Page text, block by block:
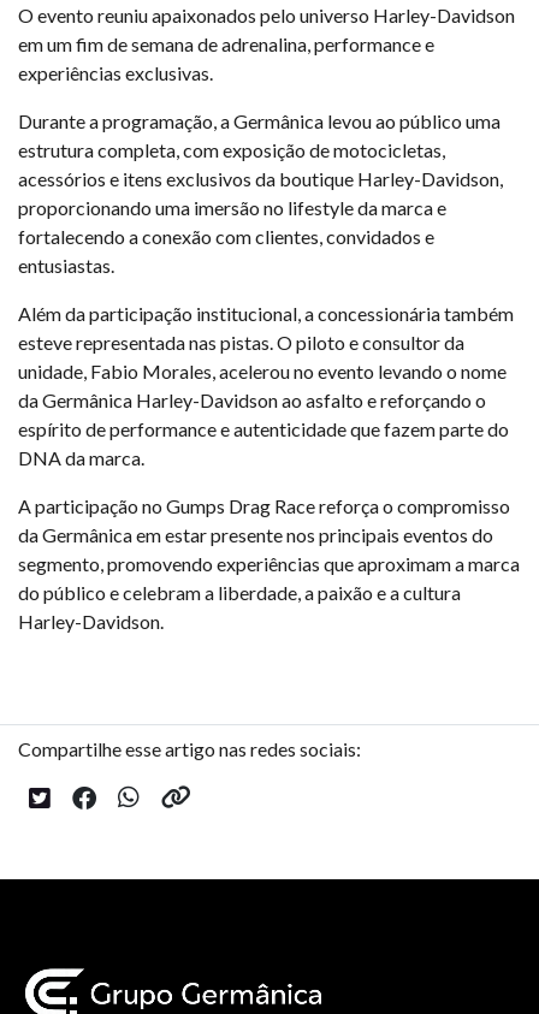
O evento reuniu apaixonados pelo universo Harley-Davidson
em um fim de semana de adrenalina, performance e
experiências exclusivas.
Durante a programação, a Germânica levou ao público uma
estrutura completa, com exposição de motocicletas,
acessórios e itens exclusivos da boutique Harley-Davidson,
proporcionando uma imersão no lifestyle da marca e
fortalecendo a conexão com clientes, convidados e
entusiastas.
Além da participação institucional, a concessionária também
esteve representada nas pistas. O piloto e consultor da
unidade, Fabio Morales, acelerou no evento levando o nome
da Germânica Harley-Davidson ao asfalto e reforçando o
espírito de performance e autenticidade que fazem parte do
DNA da marca.
A participação no Gumps Drag Race reforça o compromisso
da Germânica em estar presente nos principais eventos do
segmento, promovendo experiências que aproximam a marca
do público e celebram a liberdade, a paixão e a cultura
Harley-Davidson.
Compartilhe esse artigo nas redes sociais: